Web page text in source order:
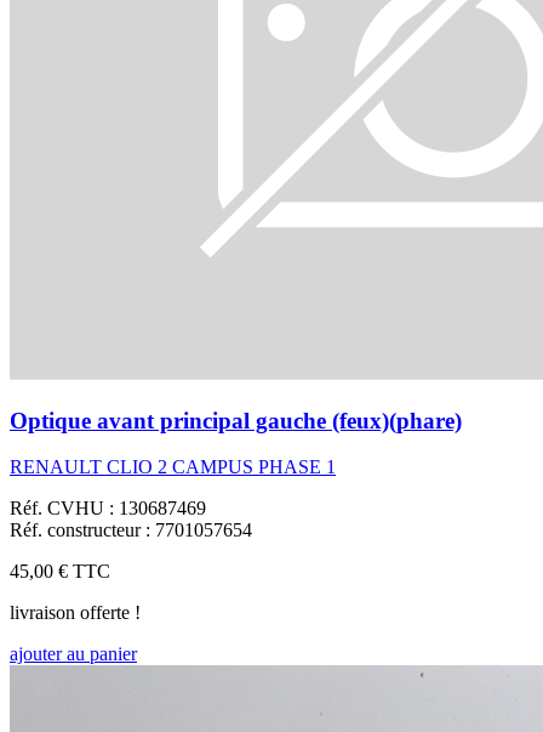
Optique avant principal gauche (feux)(phare)
RENAULT CLIO 2 CAMPUS PHASE 1
Réf. CVHU : 130687469
Réf. constructeur : 7701057654
45,00 € TTC
livraison offerte !
ajouter au panier